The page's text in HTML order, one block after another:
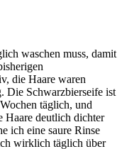
waschen muss, damit
die Haare waren
Die Schwarzbierseife ist
täglich, und
Haare deutlich dichter
ich eine saure Rinse
wirklich täglich über